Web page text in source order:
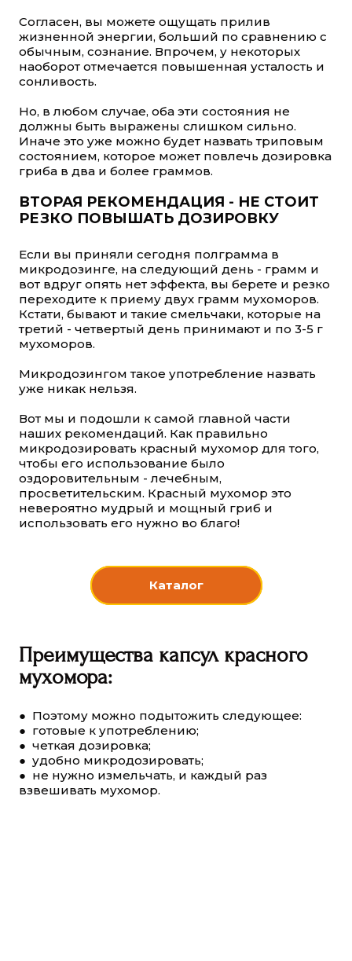
Согласен, вы можете ощущать прилив
жизненной энергии, больший по сравнению с
обычным, сознание. Впрочем, у некоторых
наоборот отмечается повышенная усталость и
сонливость.
Но, в любом случае, оба эти состояния не
должны быть выражены слишком сильно.
Иначе это уже можно будет назвать триповым
состоянием, которое может повлечь дозировка
гриба в два и более граммов.
ВТОРАЯ РЕКОМЕНДАЦИЯ - НЕ СТОИТ
РЕЗКО ПОВЫШАТЬ ДОЗИРОВКУ
Если вы приняли сегодня полграмма в
микродозинге, на следующий день - грамм и
вот вдруг опять нет эффекта, вы берете и резко
переходите к приему двух грамм мухоморов.
Кстати, бывают и такие смельчаки, которые на
третий - четвертый день принимают и по 3-5 г
мухоморов.
Микродозингом такое употребление назвать
уже никак нельзя.
Вот мы и подошли к самой главной части
наших рекомендаций. Как правильно
микродозировать красный мухомор для того,
чтобы его использование было
оздоровительным - лечебным,
просветительским. Красный мухомор это
невероятно мудрый и мощный гриб и
использовать его нужно во благо!
Каталог
Преимущества капсул красного
мухомора:
● Поэтому можно подытожить следующее:
● готовые к употреблению;
● четкая дозировка;
● удобно микродозировать;
● не нужно измельчать, и каждый раз
взвешивать мухомор.